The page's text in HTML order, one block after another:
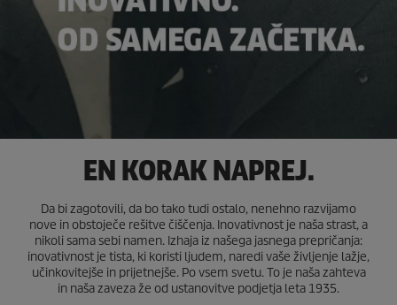
EN KORAK NAPREJ.
Da bi zagotovili, da bo tako tudi ostalo, nenehno razvijamo
nove in obstoječe rešitve čiščenja. Inovativnost je naša strast, a
nikoli sama sebi namen. Izhaja iz našega jasnega prepričanja:
inovativnost je tista, ki koristi ljudem, naredi vaše življenje lažje,
učinkovitejše in prijetnejše. Po vsem svetu. To je naša zahteva
in naša zaveza že od ustanovitve podjetja leta 1935.